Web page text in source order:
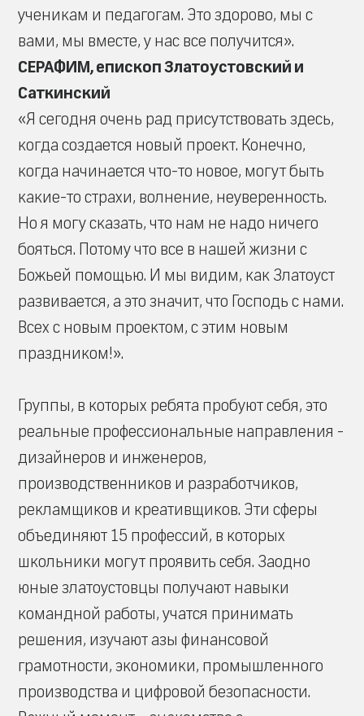
ученикам и педагогам. Это здорово, мы с
вами, мы вместе, у нас все получится».
СЕРАФИМ, епископ Златоустовский и
Саткинский
«Я сегодня очень рад присутствовать здесь,
когда создается новый проект. Конечно,
когда начинается что-то новое, могут быть
какие-то страхи, волнение, неуверенность.
Но я могу сказать, что нам не надо ничего
бояться. Потому что все в нашей жизни с
Божьей помощью. И мы видим, как Златоуст
развивается, а это значит, что Господь с нами.
Всех с новым проектом, с этим новым
праздником!».
Группы, в которых ребята пробуют себя, это
реальные профессиональные направления -
дизайнеров и инженеров,
производственников и разработчиков,
рекламщиков и креативщиков. Эти сферы
объединяют 15 профессий, в которых
школьники могут проявить себя. Заодно
юные златоустовцы получают навыки
командной работы, учатся принимать
решения, изучают азы финансовой
грамотности, экономики, промышленного
производства и цифровой безопасности.